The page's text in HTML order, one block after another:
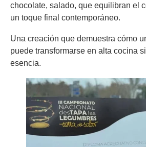
chocolate, salado, que equilibran el
un toque final contemporáneo.
Una creación que demuestra cómo
puede transformarse en alta cocina
esencia.